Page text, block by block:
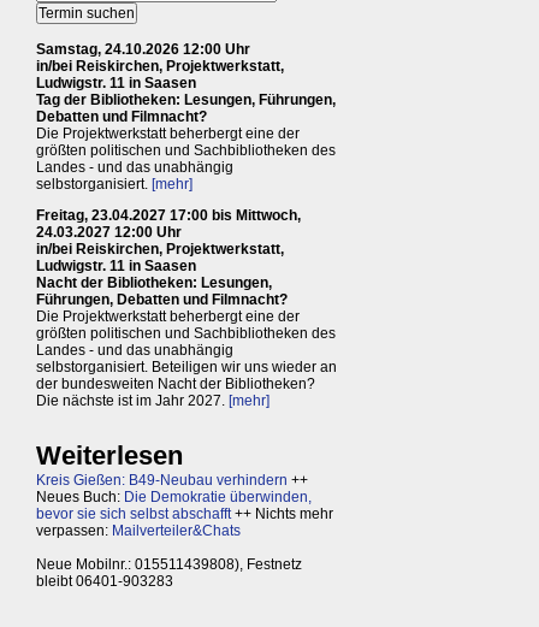
Samstag, 24.10.2026 12:00 Uhr
in/bei Reiskirchen, Projektwerkstatt,
Ludwigstr. 11 in Saasen
Tag der Bibliotheken: Lesungen, Führungen,
Debatten und Filmnacht?
Die Projektwerkstatt beherbergt eine der
größten politischen und Sachbibliotheken des
Landes - und das unabhängig
selbstorganisiert. [mehr]
Freitag, 23.04.2027 17:00 bis Mittwoch,
24.03.2027 12:00 Uhr
in/bei Reiskirchen, Projektwerkstatt,
Ludwigstr. 11 in Saasen
Nacht der Bibliotheken: Lesungen,
Führungen, Debatten und Filmnacht?
Die Projektwerkstatt beherbergt eine der
größten politischen und Sachbibliotheken des
Landes - und das unabhängig
selbstorganisiert. Beteiligen wir uns wieder an
der bundesweiten Nacht der Bibliotheken?
Die nächste ist im Jahr 2027. [mehr]
Weiterlesen
Kreis Gießen: B49-Neubau verhindern ++
Neues Buch: Die Demokratie überwinden,
bevor sie sich selbst abschafft++ Nichts mehr
verpassen: Mailverteiler&Chats
Neue Mobilnr.: 015511439808), Festnetz
bleibt 06401-903283